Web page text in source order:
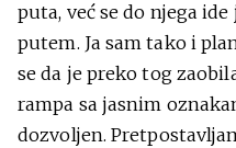
puta, već se do njega
putem. Ja sam tako i
se da je preko tog
rampa sa jasnim
dozvoljen.